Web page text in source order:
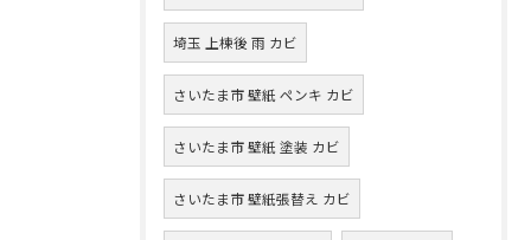
埼玉 上棟後 雨 カビ
さいたま市 壁紙 ペンキ カビ
さいたま市 壁紙 塗装 カビ
さいたま市 壁紙張替え カビ